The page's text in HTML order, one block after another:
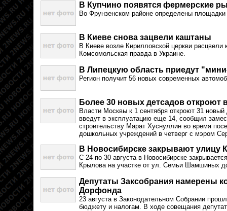
В Купчино появятся фермерские
Во Фрунзенском районе определены
В Киеве снова зацвели каштаны
В Киеве возле Кирилловской церкви
Комсомольская правда в Украине.
В Липецкую область приедут
Регион получит 56 новых современных
Более 30 новых детсадов откроют
Власти Москвы к 1 сентября откроют 31 новый
введут в эксплуатацию еще 14, сообщил
строительству Марат Хуснуллин во время
дошкольных учреждений в четверг с мэром
В Новосибирске закрывают улицу
С 24 по 30 августа в Новосибирске
Крылова на участке от ул. Семьи Шамшиных
Депутаты Заксобрания намерены
Дорфонда
23 августа в Законодательном Собрании
бюджету и налогам. В ходе совещания